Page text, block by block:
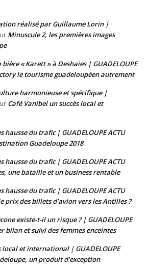
réalisé par Guillaume Lorin |
Minuscule 2, les premières images
« Karett » à Deshaies | GUADELOUPE
le tourisme guadeloupéen autrement
harmonieuse et spécifique |
Café Vanibel un succès local et
du trafic | GUADELOUPE ACTU
Guadeloupe 2018
du trafic | GUADELOUPE ACTU
une bataille et un business rentable
du trafic | GUADELOUPE ACTU
prix des billets d’avion vers les Antilles ?
existe-t-il un risque ? | GUADELOUPE
bilan et suivi des femmes enceintes
local et international | GUADELOUPE
un produit d’exception